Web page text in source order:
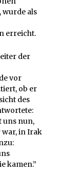
wurde als
erreicht.
der
vor
ob er
des
uns nun,
war, in Irak
kamen.”